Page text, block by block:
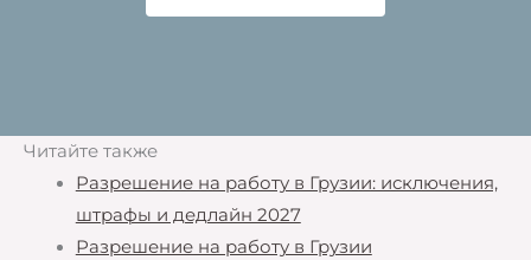
Читайте также
Разрешение на работу в Грузии: исключения,
штрафы и дедлайн 2027
Разрешение на работу в Грузии